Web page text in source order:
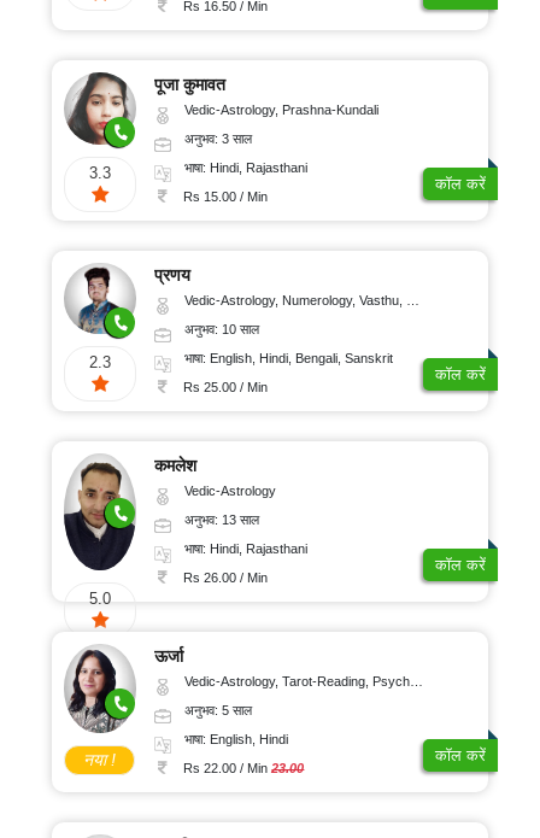
Rs 16.50 / Min
3.3
पूजा कुमावत
Vedic-Astrology, Prashna-Kundali
अनुभव: 3 साल
भाषा: Hindi, Rajasthani
Rs 15.00 / Min
कॉल करें
2.3
प्रणय
Vedic-Astrology, Numerology, Vasthu, Nadi-Astrology, Psychology, Medical-Astrology, Prashna-Kundali
अनुभव: 10 साल
भाषा: English, Hindi, Bengali, Sanskrit
Rs 25.00 / Min
कॉल करें
5.0
कमलेश
Vedic-Astrology
अनुभव: 13 साल
भाषा: Hindi, Rajasthani
Rs 26.00 / Min
कॉल करें
नया !
ऊर्जा
Vedic-Astrology, Tarot-Reading, Psychology, Prashna-Kundali
अनुभव: 5 साल
भाषा: English, Hindi
Rs 22.00 / Min23.00
कॉल करें